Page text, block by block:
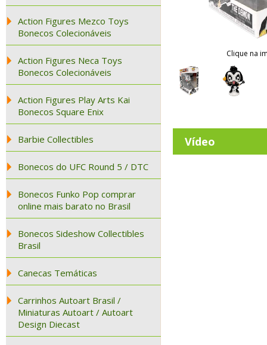
Action Figures Mezco Toys
Bonecos Colecionáveis
Action Figures Neca Toys
Bonecos Colecionáveis
Action Figures Play Arts Kai
Bonecos Square Enix
Barbie Collectibles
Bonecos do UFC Round 5 / DTC
Bonecos Funko Pop comprar
online mais barato no Brasil
Bonecos Sideshow Collectibles
Brasil
Canecas Temáticas
Carrinhos Autoart Brasil /
Miniaturas Autoart / Autoart
Design Diecast
Clique na
Vídeo